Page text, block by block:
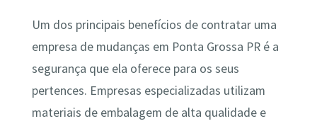
Um dos principais benefícios de contratar uma
empresa de mudanças em Ponta Grossa PR é a
segurança que ela oferece para os seus
pertences. Empresas especializadas utilizam
materiais de embalagem de alta qualidade e